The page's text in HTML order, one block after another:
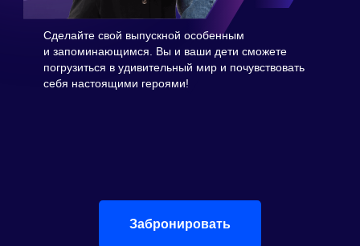
Сделайте свой выпускной особенным
и запоминающимся. Вы и ваши дети сможете
погрузиться в удивительный мир и почувствовать
себя настоящими героями!
Забронировать